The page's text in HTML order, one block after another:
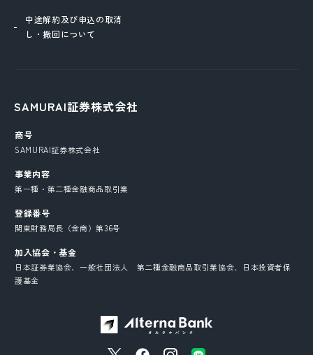
中途解約及び申込の取消
し・撤回について
SAMURAI証券株式会社
商号
SAMURAI証券株式会社
事業内容
第一種・第二種金融商品取引業
登録番号
関東財務局長（金商）第36号
加入協会・基金
日本証券業協会、一般社団法人 第二種金融商品取引業協会、日本投資者保
護基金